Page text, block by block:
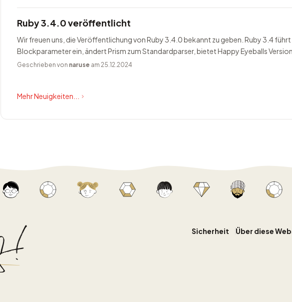
Ruby 3.4.0 veröffentlicht
Wir freuen uns, die Veröffentlichung von Ruby 3.4.0 bekannt zu geben. Ruby 3.4
Blockparameter ein, ändert Prism zum Standardparser, bietet Happy Eyeballs
Geschrieben von naruse am 25.12.2024
Mehr Neuigkeiten...
Sicherheit Über diese